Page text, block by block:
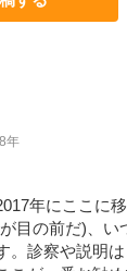
年
年にここに
目の前だ)、い
診察や説明